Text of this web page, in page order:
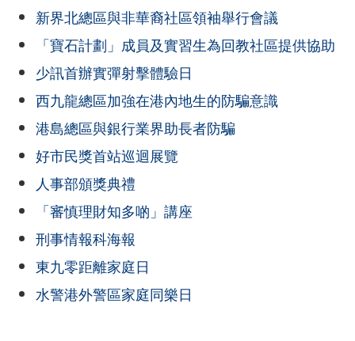
新界北總區與非華裔社區領袖舉行會議
「寶石計劃」成員及實習生為回教社區提供協助
少訊首辦實彈射擊體驗日
西九龍總區加強在港內地生的防騙意識
港島總區與銀行業界助長者防騙
好市民獎首站巡迴展覽
人事部頒獎典禮
「審慎理財知多啲」講座
刑事情報科海報
東九零距離家庭日
水警港外警區家庭同樂日